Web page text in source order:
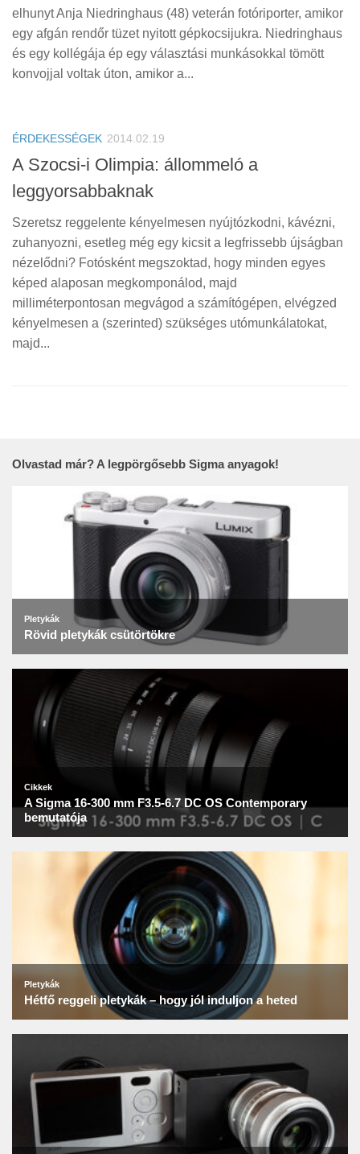
elhunyt Anja Niedringhaus (48) veterán fotóriporter, amikor
egy afgán rendőr tüzet nyitott gépkocsijukra. Niedringhaus
és egy kollégája ép egy választási munkásokkal tömött
konvojjal voltak úton, amikor a...
ÉRDEKESSÉGEK 2014.02.19
A Szocsi-i Olimpia: állommeló a
leggyorsabbaknak
Szeretsz reggelente kényelmesen nyújtózkodni, kávézni,
zuhanyozni, esetleg még egy kicsit a legfrissebb újságban
nézelődni? Fotósként megszoktad, hogy minden egyes
képed alaposan megkomponálod, majd
milliméterpontosan megvágod a számítógépen, elvégzed
kényelmesen a (szerinted) szükséges utómunkálatokat,
majd...
Olvastad már? A legpörgősebb Sigma anyagok!